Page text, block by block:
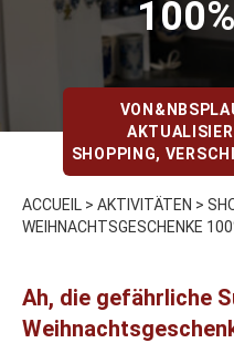
VON&NBSP
SHOPPING,
ACCUEIL > AKTIVITÄTEN >
WEIHNACHTSGESCHENKE
Ah, die gefährliche